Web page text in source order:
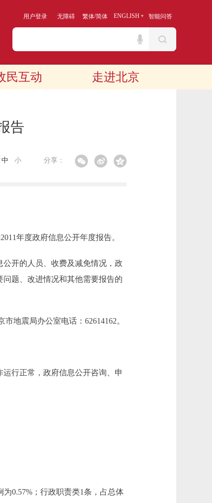
用户登录 无障碍 繁体/简体 ENGLISH 智能问答
民互动 走进北京
告
分享：
中 小
年度政府信息公开年度报告。
开的人员、收费及减免情况，政
题、改进情况和其他需要报告的
地震局办公室电话：62614162。
行正常，政府信息公开咨询、申
0.57%；行政职责类1条，占总体